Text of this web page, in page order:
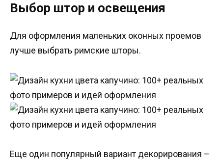
Выбор штор и освещения
Для оформления маленьких оконных проемов
лучше выбрать римские шторы.
Еще один популярный вариант декорирования –